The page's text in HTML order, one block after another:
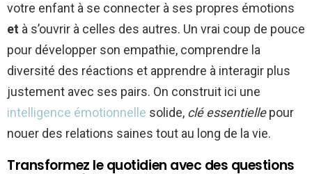
votre enfant à se connecter à ses propres émotions
et à s’ouvrir à celles des autres. Un vrai coup de pouce
pour développer son empathie, comprendre la
diversité des réactions et apprendre à interagir plus
justement avec ses pairs. On construit ici une
intelligence émotionnelle solide, clé essentiellepour
nouer des relations saines tout au long de la vie.
Transformez le quotidien avec des questions